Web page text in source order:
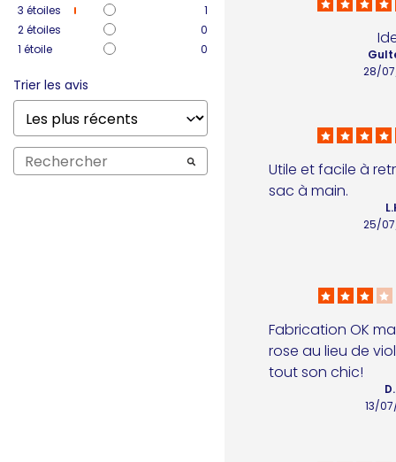
3 étoiles
1
2étoiles
0
1 étoile 0
Trier les avis
28/
Utile et facile à
sac à main.
25/
Fabrication OK
rose au lieu de
tout son chic!
13/